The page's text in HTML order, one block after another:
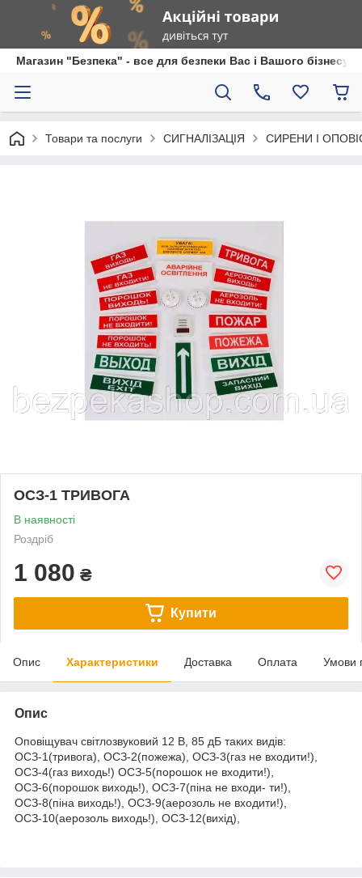
Магазин "Безпека" - все для безпеки Вас і Вашого бізнесу
Товари та послуги СИГНАЛІЗАЦІЯ СИРЕНИ І
ОСЗ-1 ТРИВОГА
В наявності
Роздріб
1 080 ₴
Купити
Опис Характеристики Доставка Оплата Умови
Опис
Оповіщувач світлозвуковий 12 В, 85 дБ таких видів:
ОСЗ-1(тривога), ОСЗ-2(пожежа), ОСЗ-3(газ не входити!),
ОСЗ-4(газ виходь!) ОСЗ-5(порошок не входити!),
ОСЗ-6(порошок виходь!), ОСЗ-7(пiна не входи- ти!),
ОСЗ-8(пiна виходь!), ОСЗ-9(аерозоль не входити!),
ОСЗ-10(аерозоль виходь!), ОСЗ-12(вихiд),